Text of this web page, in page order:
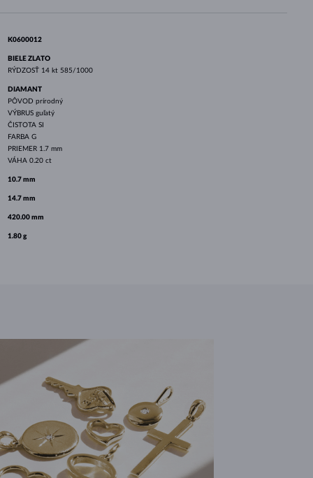
K0600012
BIELE ZLATO
RÝDZOSŤ 14 kt 585/1000
DIAMANT
PÔVOD prírodný
VÝBRUS guľatý
ČISTOTA SI
FARBA G
PRIEMER 1.7 mm
VÁHA 0.20 ct
10.7 mm
14.7 mm
420.00 mm
1.80 g